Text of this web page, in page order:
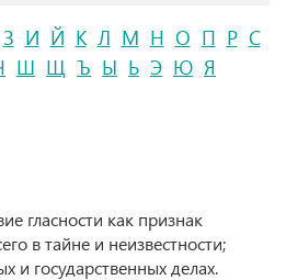
З И Й К Л М Н О П Р С
Ш Щ Ъ Ы Ь Э Ю Я
гласности как признак
в тайне и неизвестности;
и государственных делах.